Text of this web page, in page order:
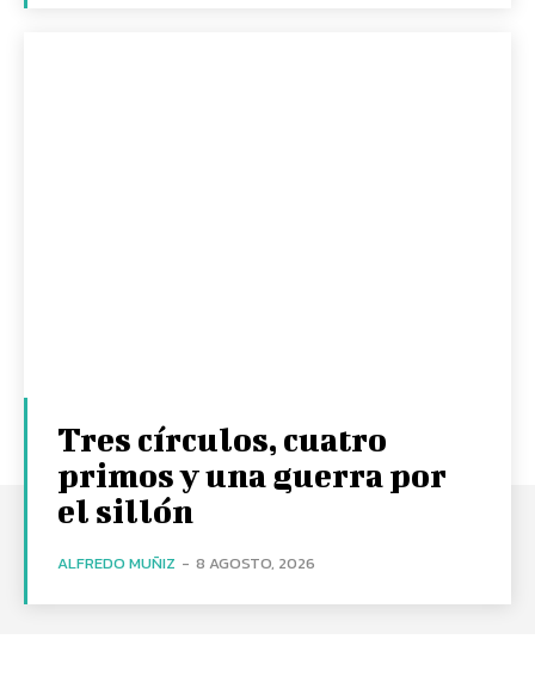
Tres círculos, cuatro
primos y una guerra por
el sillón
ALFREDO MUÑIZ - 8 AGOSTO, 2026